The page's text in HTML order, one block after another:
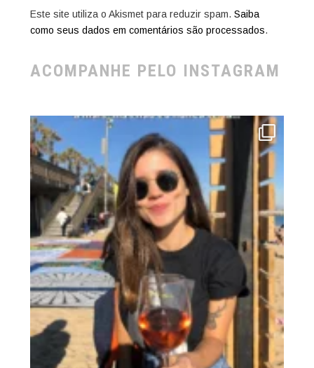
Este site utiliza o Akismet para reduzir spam. Saiba
como seus dados em comentários são processados.
ACOMPANHE PELO INSTAGRAM